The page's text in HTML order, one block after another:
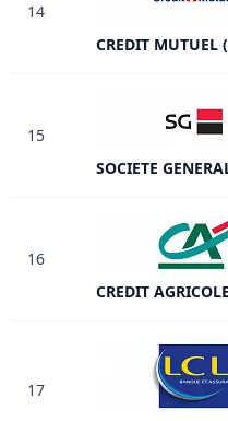
14
CREDIT MUTUEL
15
SOCIETE
16
CREDIT
17